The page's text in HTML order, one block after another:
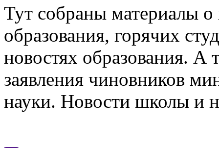
Тут собраны материалы о
образования, горячих
новостях образования. А
заявления чиновников
науки. Новости школы и